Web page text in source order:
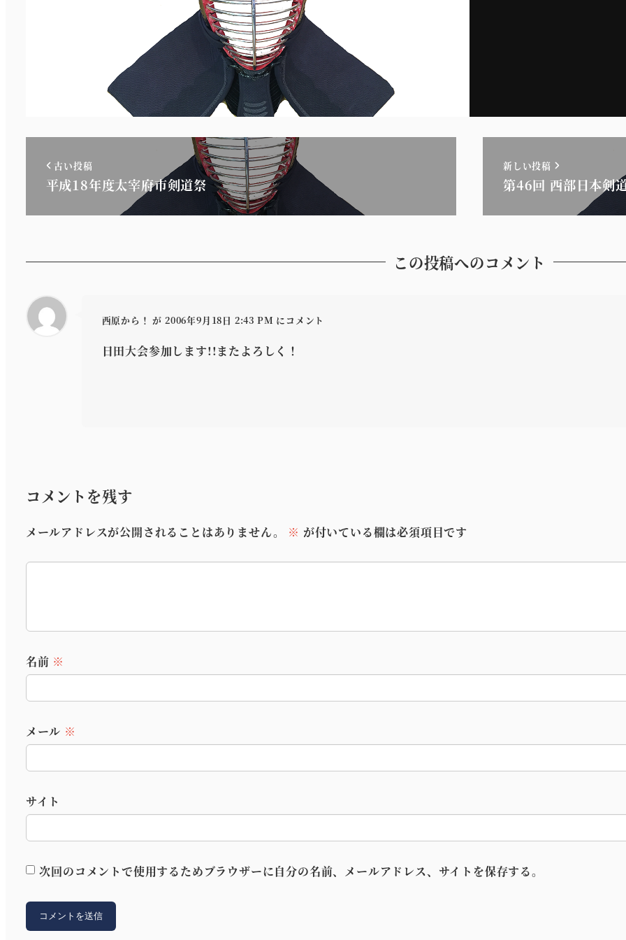
古い投稿
平成18年度太宰府市剣道祭
新しい投稿
第46回 西部日本剣
この投稿へのコメント
西原から！ が 2006年9月18日 2:43 PM にコメント
日田大会参加します!!またよろしく！
コメントを残す
メールアドレスが公開されることはありません。 ※ が付いている欄は必須項目です
名前 ※
メール ※
サイト
次回のコメントで使用するためブラウザーに自分の名前、メールアドレス、サイトを保存する。